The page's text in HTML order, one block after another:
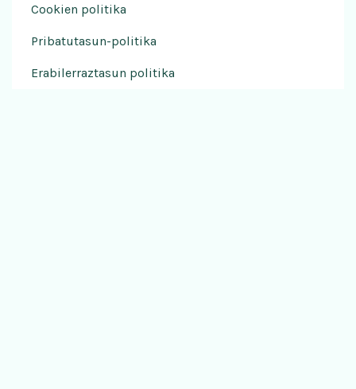
Cookien politika
Pribatutasun-politika
Erabilerraztasun politika